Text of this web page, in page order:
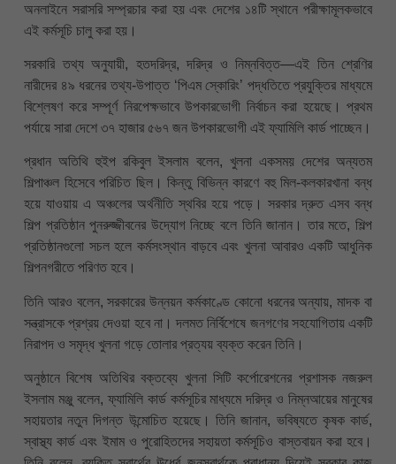
অনলাইনে সরাসরি সম্প্রচার করা হয় এবং দেশের ১৪টি স্থানে পরীক্ষামূলকভাবে
এই কর্মসূচি চালু করা হয়।
সরকারি তথ্য অনুযায়ী, হতদরিদ্র, দরিদ্র ও নিম্নবিত্ত—এই তিন শ্রেণির
নারীদের ৪৯ ধরনের তথ্য-উপাত্ত ‘পিএম স্কোরিং’ পদ্ধতিতে প্রযুক্তির মাধ্যমে
বিশ্লেষণ করে সম্পূর্ণ নিরপেক্ষভাবে উপকারভোগী নির্বাচন করা হয়েছে। প্রথম
পর্যায়ে সারা দেশে ৩৭ হাজার ৫৬৭ জন উপকারভোগী এই ফ্যামিলি কার্ড পাচ্ছেন।
প্রধান অতিথি হুইপ রকিবুল ইসলাম বলেন, খুলনা একসময় দেশের অন্যতম
শিল্পাঞ্চল হিসেবে পরিচিত ছিল। কিন্তু বিভিন্ন কারণে বহু মিল-কলকারখানা বন্ধ
হয়ে যাওয়ায় এ অঞ্চলের অর্থনীতি স্থবির হয়ে পড়ে। সরকার দ্রুত এসব বন্ধ
শিল্প প্রতিষ্ঠান পুনরুজ্জীবনের উদ্যোগ নিচ্ছে বলে তিনি জানান। তার মতে, শিল্প
প্রতিষ্ঠানগুলো সচল হলে কর্মসংস্থান বাড়বে এবং খুলনা আবারও একটি আধুনিক
শিল্পনগরীতে পরিণত হবে।
তিনি আরও বলেন, সরকারের উন্নয়ন কর্মকাণ্ডে কোনো ধরনের অন্যায়, মাদক বা
সন্ত্রাসকে প্রশ্রয় দেওয়া হবে না। দলমত নির্বিশেষে জনগণের সহযোগিতায় একটি
নিরাপদ ও সমৃদ্ধ খুলনা গড়ে তোলার প্রত্যয় ব্যক্ত করেন তিনি।
অনুষ্ঠানে বিশেষ অতিথির বক্তব্যে খুলনা সিটি কর্পোরেশনের প্রশাসক নজরুল
ইসলাম মঞ্জু বলেন, ফ্যামিলি কার্ড কর্মসূচির মাধ্যমে দরিদ্র ও নিম্নআয়ের মানুষের
সহায়তার নতুন দিগন্ত উন্মোচিত হয়েছে। তিনি জানান, ভবিষ্যতে কৃষক কার্ড,
স্বাস্থ্য কার্ড এবং ইমাম ও পুরোহিতদের সহায়তা কর্মসূচিও বাস্তবায়ন করা হবে।